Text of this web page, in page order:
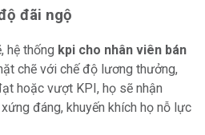
đãi ngộ
hệ thống kpi cho nhân viên bán
chẽ với chế độ lương thưởng,
hoặc vượt KPI, họ sẽ nhận
đáng, khuyến khích họ nỗ lực